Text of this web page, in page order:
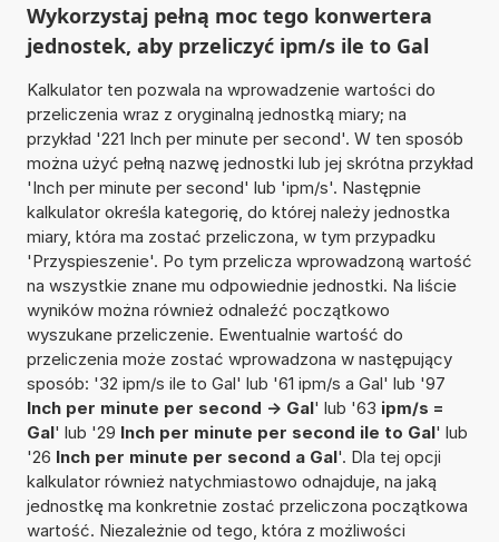
Wykorzystaj pełną moc tego konwertera
jednostek, aby przeliczyć ipm/s ile to Gal
Kalkulator ten pozwala na wprowadzenie wartości do
przeliczenia wraz z oryginalną jednostką miary; na
przykład '221 Inch per minute per second'. W ten sposób
można użyć pełną nazwę jednostki lub jej skrótna przykład
'Inch per minute per second' lub 'ipm/s'. Następnie
kalkulator określa kategorię, do której należy jednostka
miary, która ma zostać przeliczona, w tym przypadku
'Przyspieszenie'. Po tym przelicza wprowadzoną wartość
na wszystkie znane mu odpowiednie jednostki. Na liście
wyników można również odnaleźć początkowo
wyszukane przeliczenie. Ewentualnie wartość do
przeliczenia może zostać wprowadzona w następujący
sposób: '32 ipm/s ile to Gal' lub '61 ipm/s a Gal' lub '97
Inch per minute per second -> Gal' lub '63 ipm/s =
Gal' lub '29 Inch per minute per second ile to Gal' lub
'26 Inch per minute per second a Gal'. Dla tej opcji
kalkulator również natychmiastowo odnajduje, na jaką
jednostkę ma konkretnie zostać przeliczona początkowa
wartość. Niezależnie od tego, która z możliwości